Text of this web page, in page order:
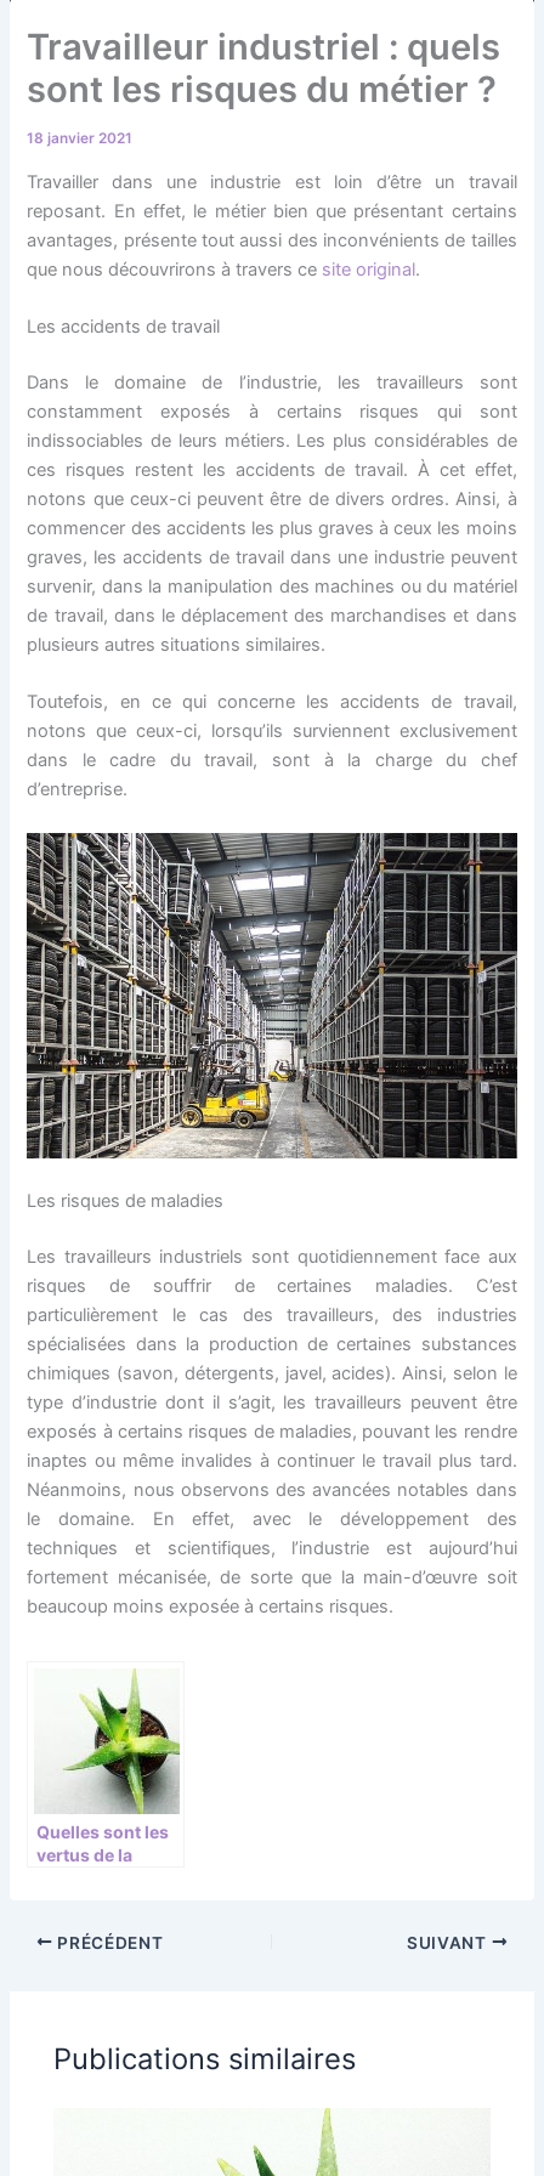
Travailleur industriel : quels
sont les risques du métier ?
18 janvier 2021
Travailler dans une industrie est loin d’être un travail
reposant. En effet, le métier bien que présentant certains
avantages, présente tout aussi des inconvénients de tailles
que nous découvrirons à travers ce site original.
Les accidents de travail
Dans le domaine de l’industrie, les travailleurs sont
constamment exposés à certains risques qui sont
indissociables de leurs métiers. Les plus considérables de
ces risques restent les accidents de travail. À cet effet,
notons que ceux-ci peuvent être de divers ordres. Ainsi, à
commencer des accidents les plus graves à ceux les moins
graves, les accidents de travail dans une industrie peuvent
survenir, dans la manipulation des machines ou du matériel
de travail, dans le déplacement des marchandises et dans
plusieurs autres situations similaires.
Toutefois, en ce qui concerne les accidents de travail,
notons que ceux-ci, lorsqu’ils surviennent exclusivement
dans le cadre du travail, sont à la charge du chef
d’entreprise.
Les risques de maladies
Les travailleurs industriels sont quotidiennement face aux
risques de souffrir de certaines maladies. C’est
particulièrement le cas des travailleurs, des industries
spécialisées dans la production de certaines substances
chimiques (savon, détergents, javel, acides). Ainsi, selon le
type d’industrie dont il s’agit, les travailleurs peuvent être
exposés à certains risques de maladies, pouvant les rendre
inaptes ou même invalides à continuer le travail plus tard.
Néanmoins, nous observons des avancées notables dans
le domaine. En effet, avec le développement des
techniques et scientifiques, l’industrie est aujourd’hui
fortement mécanisée, de sorte que la main-d’œuvre soit
beaucoup moins exposée à certains risques.
Quelles sont les
vertus de la
PRÉCÉDENT SUIVANT
Publications similaires